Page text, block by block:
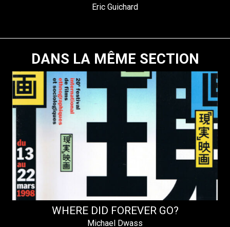
Eric Guichard
DANS LA MÊME SECTION
WHERE DID FOREVER GO?
Michael Dwass